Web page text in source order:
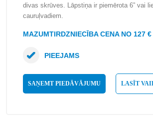
divas skrūves. Lāpstiņa ir piemērota 6” vai
cauruļvadiem.
MAZUMTIRDZNIECĪBA CENA NO 127 €
SAŅEMT PIEDĀVĀJUMU LASĪT
PIEEJAMS